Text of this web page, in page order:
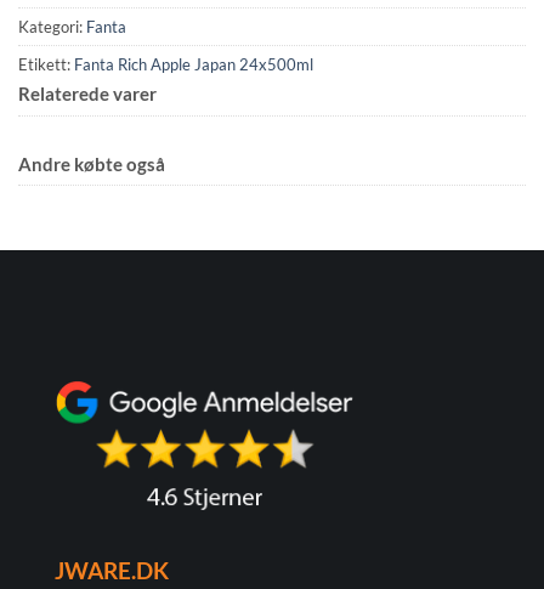
Kategori: Fanta
Etikett: Fanta Rich Apple Japan 24x500ml
Relaterede varer
Andre købte også
JWARE.DK